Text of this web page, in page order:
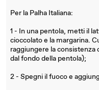
Per la Palha Italiana:
1 - In una pentola, metti il
cioccolato e la margarina.
raggiungere la consistenza
dal fondo della pentola);
2 - Spegni il fuoco e